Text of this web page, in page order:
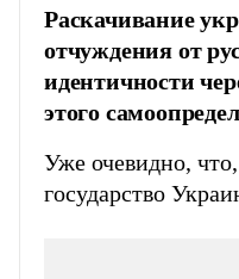
Раскачивание
отчуждения от
идентичности
этого
Уже очевидно,
государство